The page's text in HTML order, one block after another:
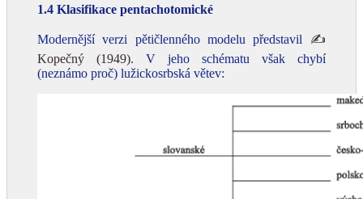
1.4 Klasifikace pentachotomické
Modernější verzi pětičlenného modelu představil ✍
Kopečný (1949). V jeho schématu však chybí
(neznámo proč) lužickosrbská větev: